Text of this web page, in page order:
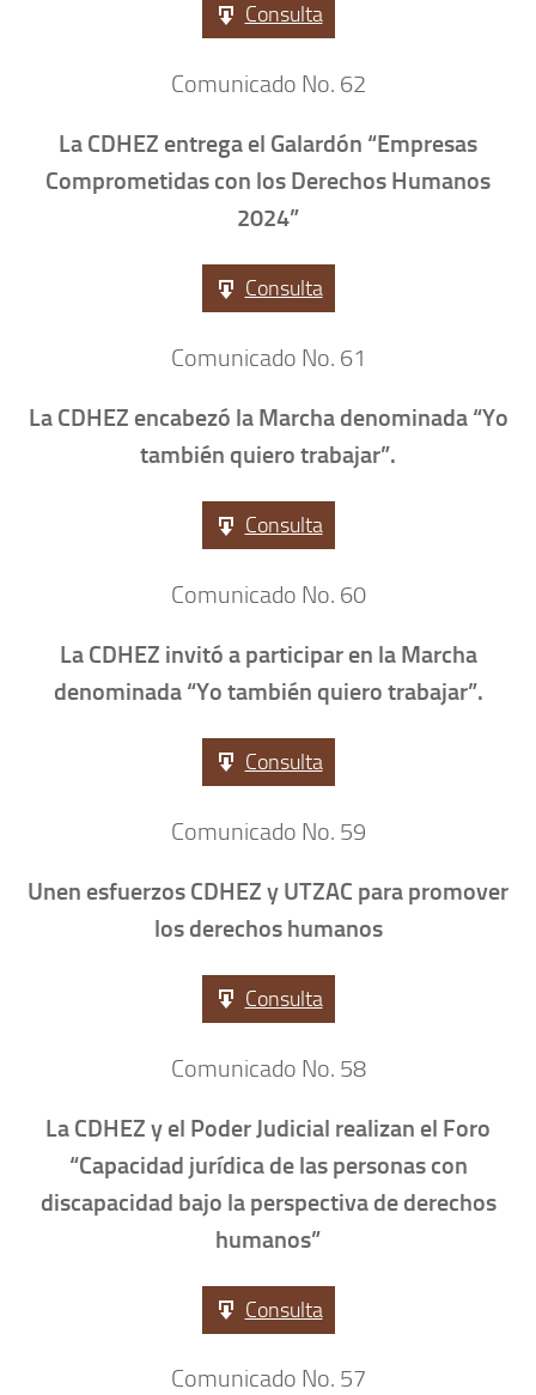
Consulta
Comunicado No. 62
La CDHEZ entrega el Galardón “Empresas
Comprometidas con los Derechos Humanos
2024”
Consulta
Comunicado No. 61
La CDHEZ encabezó la Marcha denominada “Yo
también quiero trabajar”.
Consulta
Comunicado No. 60
La CDHEZ invitó a participar en la Marcha
denominada “Yo también quiero trabajar”.
Consulta
Comunicado No. 59
Unen esfuerzos CDHEZ y UTZAC para promover
los derechos humanos
Consulta
Comunicado No. 58
La CDHEZ y el Poder Judicial realizan el Foro
“Capacidad jurídica de las personas con
discapacidad bajo la perspectiva de derechos
humanos”
Consulta
Comunicado No. 57